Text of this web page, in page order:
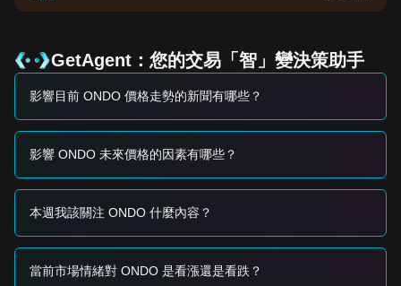
•代幣解鎖和團隊拋售壓力：由於 Ondo Finance 團隊將大量
代幣（約 2000 萬 ONDO）存入交易所，出現了顯著的賣方壓
力，這對價格造成了拖累。
進展密切相關，如果通過，可能為代幣化平台提供助力。
交易信號
潛在買入區間
可能形成短期買入機會。
• 如果 ONDO 價格伴隨交易量顯著增加突破$0.40，可能確認
新一輪上漲趨勢的開始。
風險情景
GetAgent：您的交易「智」變決策助手
影響目前 ONDO 價格走勢的新聞有哪些？
影響 ONDO 未來價格的因素有哪些？
本週我該關注 ONDO 什麼內容？
當前市場情緒對 ONDO 是看漲還是看跌？